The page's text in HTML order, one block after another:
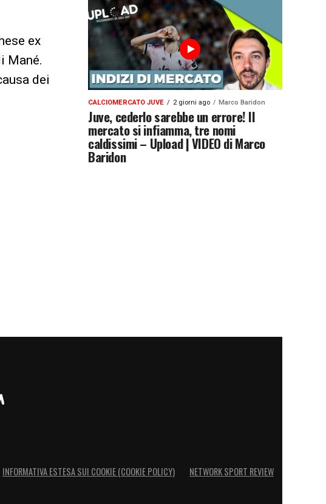
ex
Mané.
dei
CALCIOMERCATO JUVE 2 giorni ago Marco Baridon
Juve, cederlo sarebbe un errore! Il
mercato si infiamma, tre nomi
caldissimi – Upload | VIDEO di Marco
Baridon
INFORMATIVA ESTESA SUI COOKIE (COOKIE POLICY) NETWORK SPORT REVIEW